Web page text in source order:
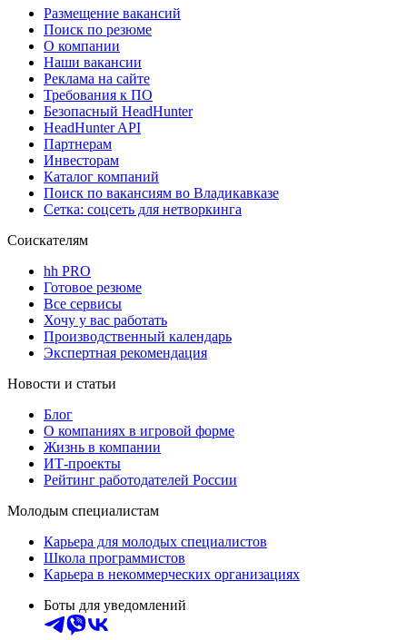
Размещение вакансий
Поиск по резюме
О компании
Наши вакансии
Реклама на сайте
Требования к ПО
Безопасный HeadHunter
HeadHunter API
Партнерам
Инвесторам
Каталог компаний
Поиск по вакансиям во Владикавказе
Сетка: соцсеть для нетворкинга
Соискателям
hh PRO
Готовое резюме
Все сервисы
Хочу у вас работать
Производственный календарь
Экспертная рекомендация
Новости и статьи
Блог
О компаниях в игровой форме
Жизнь в компании
ИТ-проекты
Рейтинг работодателей России
Молодым специалистам
Карьера для молодых специалистов
Школа программистов
Карьера в некоммерческих организациях
Боты для уведомлений